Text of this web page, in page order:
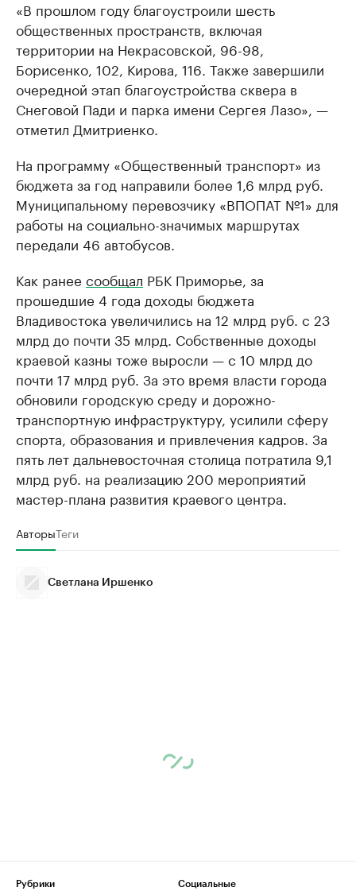
«В прошлом году благоустроили шесть
общественных пространств, включая
территории на Некрасовской, 96-98,
Борисенко, 102, Кирова, 116. Также завершили
очередной этап благоустройства сквера в
Снеговой Пади и парка имени Сергея Лазо», —
отметил Дмитриенко.
На программу «Общественный транспорт» из
бюджета за год направили более 1,6 млрд руб.
Муниципальному перевозчику «ВПОПАТ №1» для
работы на социально-значимых маршрутах
передали 46 автобусов.
Как ранее сообщал РБК Приморье, за
прошедшие 4 года доходы бюджета
Владивостока увеличились на 12 млрд руб. с 23
млрд до почти 35 млрд. Собственные доходы
краевой казны тоже выросли — с 10 млрд до
почти 17 млрд руб. За это время власти города
обновили городскую среду и дорожно-
транспортную инфраструктуру, усилили сферу
спорта, образования и привлечения кадров. За
пять лет дальневосточная столица потратила 9,1
млрд руб. на реализацию 200 мероприятий
мастер-плана развития краевого центра.
АвторыТеги
Светлана Иршенко
Рубрики
Социальные